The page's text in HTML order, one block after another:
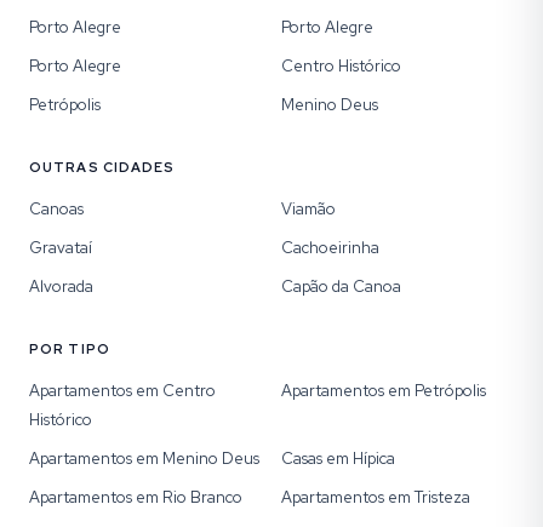
Porto Alegre
Porto Alegre
Porto Alegre
Centro Histórico
Petrópolis
Menino Deus
OUTRAS CIDADES
Canoas
Viamão
Gravataí
Cachoeirinha
Alvorada
Capão da Canoa
POR TIPO
Apartamentos em Centro
Histórico
Apartamentos em Petrópolis
Apartamentos em Menino Deus
Casas em Hípica
Apartamentos em Rio Branco
Apartamentos em Tristeza